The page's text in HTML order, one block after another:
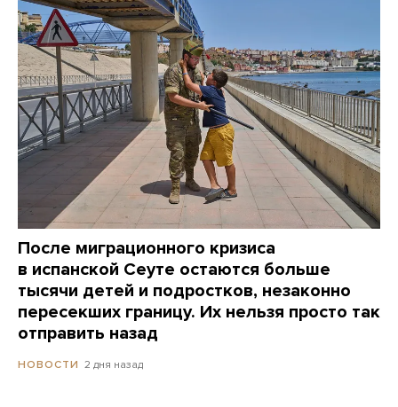
После миграционного кризиса
в испанской Сеуте остаются больше
тысячи детей и подростков, незаконно
пересекших границу. Их нельзя просто так
отправить назад
НОВОСТИ 2 дня назад